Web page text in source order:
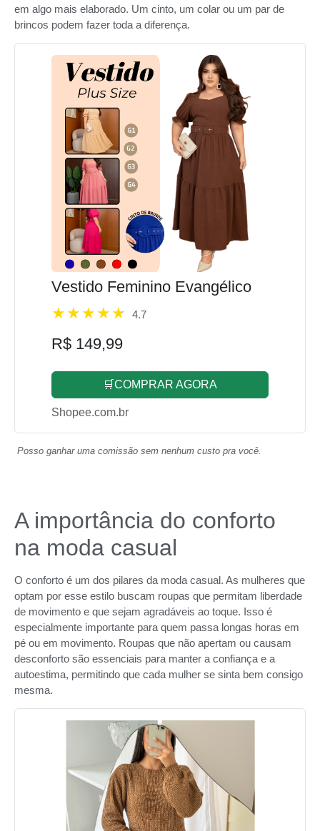
em algo mais elaborado. Um cinto, um colar ou um par de
brincos podem fazer toda a diferença.
Vestido Feminino Evangélico
4.7
R$ 149,99
🛒COMPRAR AGORA
Shopee.com.br
Posso ganhar uma comissão sem nenhum custo pra você.
A importância do conforto
na moda casual
O conforto é um dos pilares da moda casual. As mulheres que
optam por esse estilo buscam roupas que permitam liberdade
de movimento e que sejam agradáveis ao toque. Isso é
especialmente importante para quem passa longas horas em
pé ou em movimento. Roupas que não apertam ou causam
desconforto são essenciais para manter a confiança e a
autoestima, permitindo que cada mulher se sinta bem consigo
mesma.